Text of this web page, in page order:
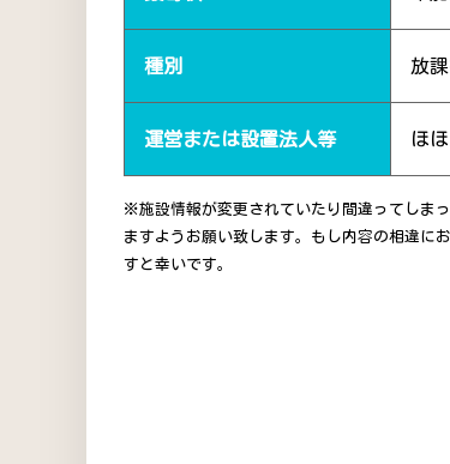
種別 放
運営または設置法人等 ほ
※施設情報が変更されていたり間違ってしま
ますようお願い致します。もし内容の相違に
すと幸いです。